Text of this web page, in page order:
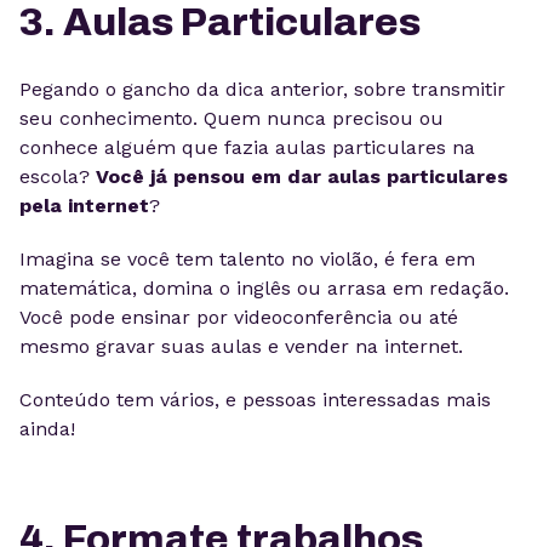
3. Aulas Particulares
Pegando o gancho da dica anterior, sobre transmitir
seu conhecimento. Quem nunca precisou ou
conhece alguém que fazia aulas particulares na
escola? Você já pensou em dar aulas particulares
pela internet?
Imagina se você tem talento no violão, é fera em
matemática, domina o inglês ou arrasa em redação.
Você pode ensinar por videoconferência ou até
mesmo gravar suas aulas e vender na internet.
Conteúdo tem vários, e pessoas interessadas mais
ainda!